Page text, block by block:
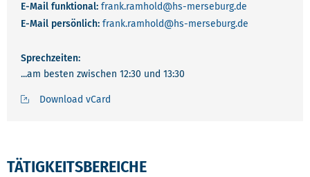
E-Mail funktional: frank.ramhold@hs-merseburg.de
E-Mail persönlich: frank.ramhold@hs-merseburg.de
Sprechzeiten:
...am besten zwischen 12:30 und 13:30
Download vCard
TÄTIGKEITSBEREICHE